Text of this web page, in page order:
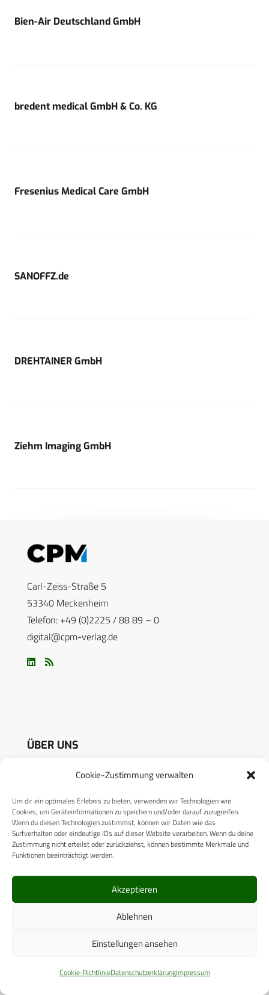
Cookie-Zustimmung verwalten
Um dir ein optimales Erlebnis zu bieten, verwenden wir Technologien wie
Cookies, um Geräteinformationen zu speichern und/oder darauf zuzugreifen.
Wenn du diesen Technologien zustimmst, können wir Daten wie das
Surfverhalten oder eindeutige IDs auf dieser Website verarbeiten. Wenn du deine
Zustimmung nicht erteilst oder zurückziehst, können bestimmte Merkmale und
Funktionen beeinträchtigt werden.
Akzeptieren
Ablehnen
Einstellungen ansehen
Cookie-RichtlinieDatenschutzerklärungImpressum
Bien-Air Deutschland GmbH
bredent medical GmbH & Co. KG
Fresenius Medical Care GmbH
SANOFFZ.de
DREHTAINER GmbH
Ziehm Imaging GmbH
Carl-Zeiss-Straße 5
53340 Meckenheim
Telefon: +49 (0)2225 / 88 89 – 0
digital@cpm-verlag.de
ÜBER UNS
CPM VERLAG
CPM PUBLICATIONS
CPM EVENTS
KONTAKT
RECHTLICHES